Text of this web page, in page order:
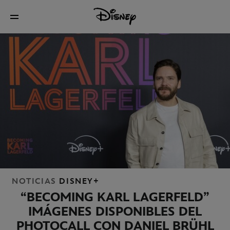
NOTICIAS DISNEY+
“BECOMING KARL LAGERFELD”
IMÁGENES DISPONIBLES DEL
PHOTOCALL CON DANIEL BRÜHL